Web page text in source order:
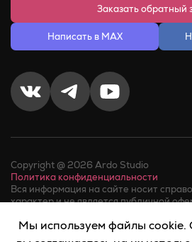
Заказать обратный
Написать в MAX
Copyright @ 2026 Ardo Studio
Политика конфиденциальности
Вся информация на сайте носит
характер и не является публичной
Факт телефонного звонка в компанию
согласие
Мы используем файлы cookie.